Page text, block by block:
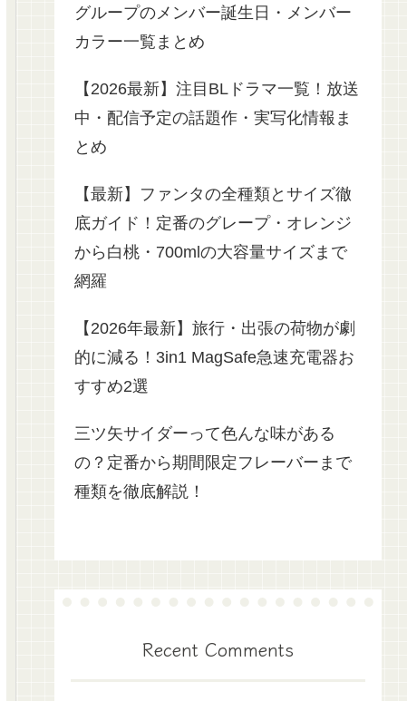
グループのメンバー誕生日・メンバー
カラー一覧まとめ
【2026最新】注目BLドラマ一覧！放送
中・配信予定の話題作・実写化情報ま
とめ
【最新】ファンタの全種類とサイズ徹
底ガイド！定番のグレープ・オレンジ
から白桃・700mlの大容量サイズまで
網羅
【2026年最新】旅行・出張の荷物が劇
的に減る！3in1 MagSafe急速充電器お
すすめ2選
三ツ矢サイダーって色んな味がある
の？定番から期間限定フレーバーまで
種類を徹底解説！
Recent Comments